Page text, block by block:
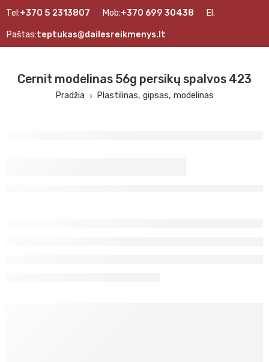
Tel:+370 5 2313807 Mob:+370 699 30438 El.
Paštas:teptukas@dailesreikmenys.lt
Cernit modelinas 56g persikų spalvos 423
Pradžia Plastilinas, gipsas, modelinas